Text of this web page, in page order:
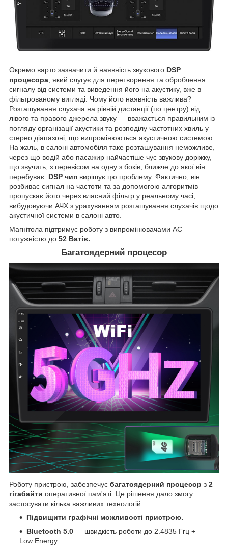
Окремо варто зазначити й наявність звукового DSP
процесора , який слугує для перетворення та оброблення
сигналу від системи та виведення його на акустику, вже в
фільтрованому вигляді. Чому його наявність важлива?
Розташування слухача на рівній дистанції (по центру) від
лівого та правого джерела звуку — вважається правильним із
погляду організації акустики та розподілу частотних хвиль у
стерео діапазоні, що випромінюються акустичною системою.
На жаль, в салоні автомобіля таке розташування неможливе,
через що водій або пасажир найчастіше чує звукову доріжку,
що звучить, з перевісом на одну з боків, ближче до якої він
перебуває. DSP чип вирішує цю проблему. Фактично, він
розбиває сигнал на частоти та за допомогою алгоритмів
пропускає його через власний фільтр у реальному часі,
вибудовуючи АЧХ з урахуванням розташування слухачів щодо
акустичної системи в салоні авто.
Магнітола підтримує роботу з випромінювачами АС
потужністю до 52 Ватів.
Багатоядерний процесор
Роботу пристрою, забезпечує багатоядерний процесор з 2
гігабайти оперативної пам'яті. Це рішення дало змогу
застосувати кілька важливих технологій:
Підвищити графічні можливості пристрою.
Bluetooth 5.0 — швидкість роботи до 2.4835 Ггц +
Low Energy.